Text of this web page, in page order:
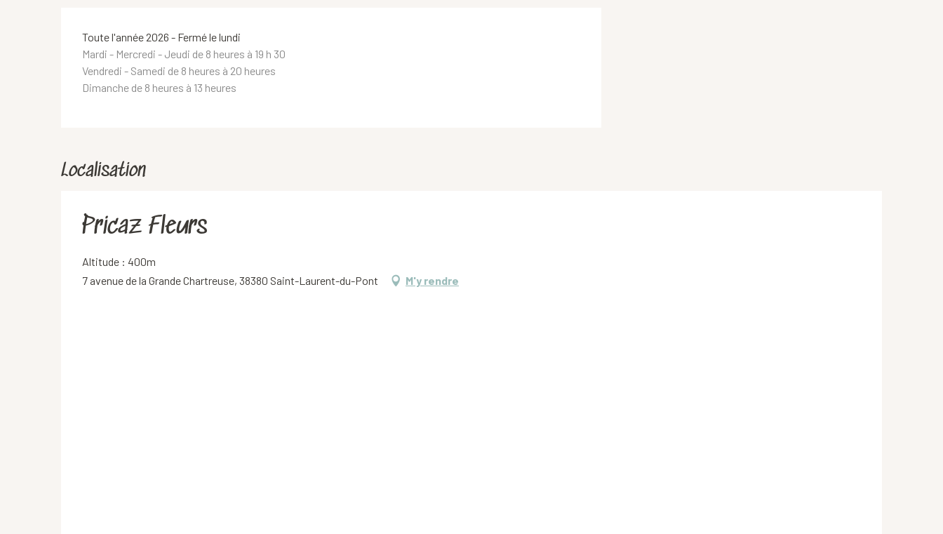
Toute l'année 2026 - Fermé le lundi
Mardi - Mercredi - Jeudi de 8 heures à 19 h 30
Vendredi - Samedi de 8 heures à 20 heures
Dimanche de 8 heures à 13 heures
Localisation
Pricaz Fleurs
Altitude : 400m
7 avenue de la Grande Chartreuse, 38380 Saint-Laurent-du-Pont
M'y rendre